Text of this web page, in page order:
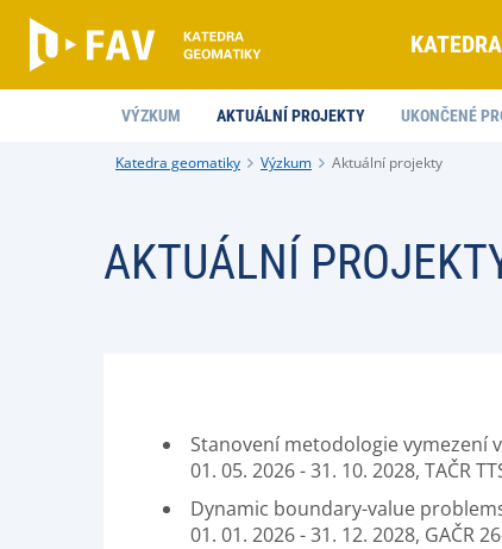
KATEDRA
VÝZKUM AKTUÁLNÍ PROJEKTY UKONČENÉ
Katedra geomatiky Výzkum Aktuální projekty
AKTUÁLNÍ
Stanovení metodologie vymezení
01. 05. 2026 - 31. 10. 2028, TAČR
Dynamic boundary-value
01. 01. 2026 - 31. 12. 2028, GAČR